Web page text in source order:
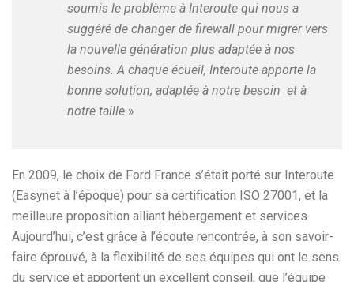
soumis le problème à Interoute qui nous a
suggéré de changer de firewall pour migrer vers
la nouvelle génération plus adaptée à nos
besoins. A chaque écueil, Interoute apporte la
bonne solution, adaptée à notre besoin et à
notre taille.»
En 2009, le choix de Ford France s’était porté sur Interoute
(Easynet à l’époque) pour sa certification ISO 27001, et la
meilleure proposition alliant hébergement et services.
Aujourd’hui, c’est grâce à l’écoute rencontrée, à son savoir-
faire éprouvé, à la flexibilité de ses équipes qui ont le sens
du service et apportent un excellent conseil, que l’équipe